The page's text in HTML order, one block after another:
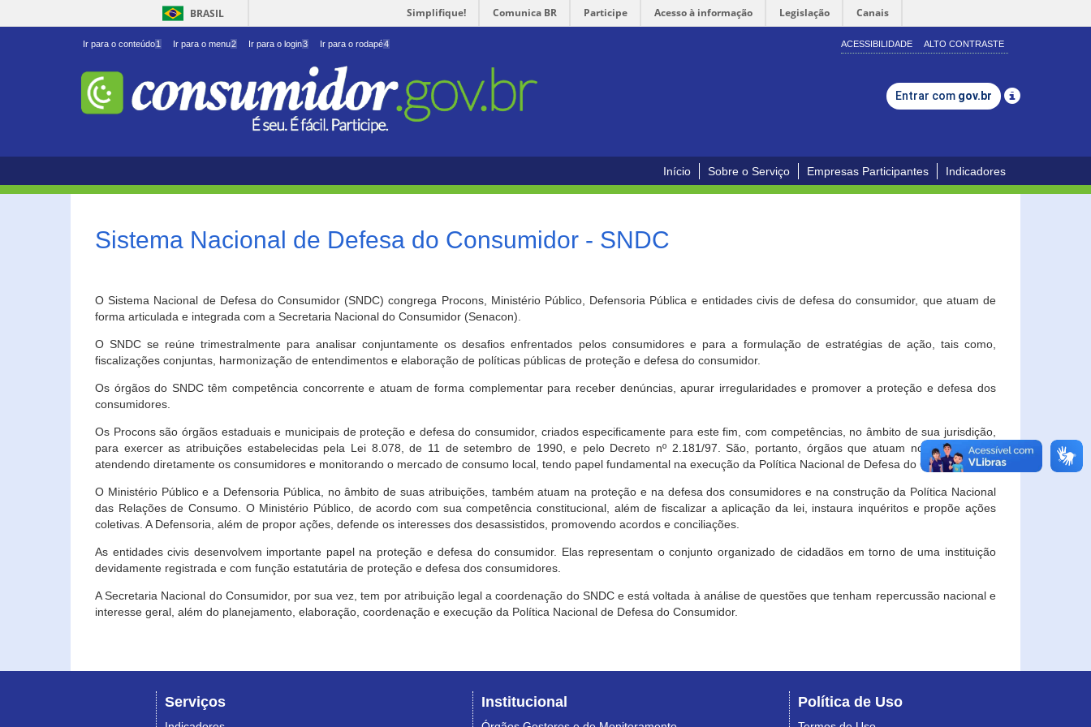
BRASIL Simplifique! Comunica BR Participe Acesso à informação Legislação Canais
Ir para o conteúdo1 Ir para o menu2 Ir para o login3 Ir para o rodapé4 ACESSIBILIDADE ALTO CONTRASTE
Entrar com gov.br
Início Sobre o Serviço Empresas Participantes Indicadores
Sistema Nacional de Defesa do Consumidor - SNDC
O Sistema Nacional de Defesa do Consumidor (SNDC) congrega Procons, Ministério Público, Defensoria Pública e entidades civis de defesa do consumidor, que atuam de
forma articulada e integrada com a Secretaria Nacional do Consumidor (Senacon).
O SNDC se reúne trimestralmente para analisar conjuntamente os desafios enfrentados pelos consumidores e para a formulação de estratégias de ação, tais como,
fiscalizações conjuntas, harmonização de entendimentos e elaboração de políticas públicas de proteção e defesa do consumidor.
Os órgãos do SNDC têm competência concorrente e atuam de forma complementar para receber denúncias, apurar irregularidades e promover a proteção e defesa dos
consumidores.
Os Procons são órgãos estaduais e municipais de proteção e defesa do consumidor, criados especificamente para este fim, com competências, no âmbito de sua jurisdição,
para exercer as atribuições estabelecidas pela Lei 8.078, de 11 de setembro de 1990, e pelo Decreto nº 2.181/97. São, portanto, órgãos que atuam no âmbito local,
atendendo diretamente os consumidores e monitorando o mercado de consumo local, tendo papel fundamental na execução da Política Nacional de Defesa do Consumidor.
O Ministério Público e a Defensoria Pública, no âmbito de suas atribuições, também atuam na proteção e na defesa dos consumidores e na construção da Política Nacional
das Relações de Consumo. O Ministério Público, de acordo com sua competência constitucional, além de fiscalizar a aplicação da lei, instaura inquéritos e propõe ações
coletivas. A Defensoria, além de propor ações, defende os interesses dos desassistidos, promovendo acordos e conciliações.
As entidades civis desenvolvem importante papel na proteção e defesa do consumidor. Elas representam o conjunto organizado de cidadãos em torno de uma instituição
devidamente registrada e com função estatutária de proteção e defesa dos consumidores.
A Secretaria Nacional do Consumidor, por sua vez, tem por atribuição legal a coordenação do SNDC e está voltada à análise de questões que tenham repercussão nacional e
interesse geral, além do planejamento, elaboração, coordenação e execução da Política Nacional de Defesa do Consumidor.
Serviços Institucional Política de Uso